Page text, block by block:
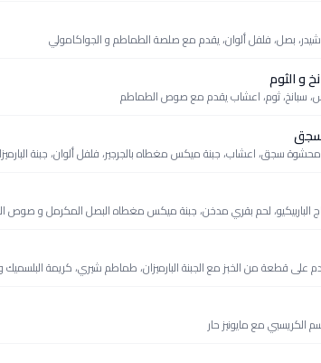
شيدر، بصل، فلفل ألوان، يقدم مع صلصة الطماطم و الجواكامولي
و الثوم
سبانخ، ثوم، اعشاب يقدم مع صوص الطماطم
سجق، اعشاب، جبنة ميكس مغطاه بالجرجير، فلفل ألوان، جبنة
الباربيكيو، لحم بقري مدخن، جبنة ميكس مغطاه البصل المكرمل و صوص
على قطعة من الخبز مع الجبنة البارميزان، طماطم شيري، كريمة البلسميك و
الكريسبي مع مايونيز حار